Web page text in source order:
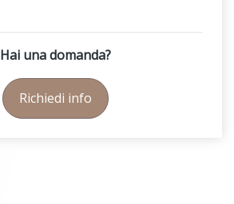
Hai una domanda?
Richiedi info